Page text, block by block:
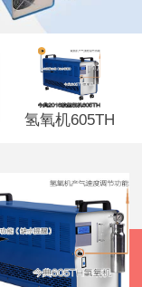
氢氧机605TH